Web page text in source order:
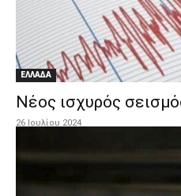
ΕΛΛΑΔΑ
Νέος ισχυρός
26 Ιουλίου 2024